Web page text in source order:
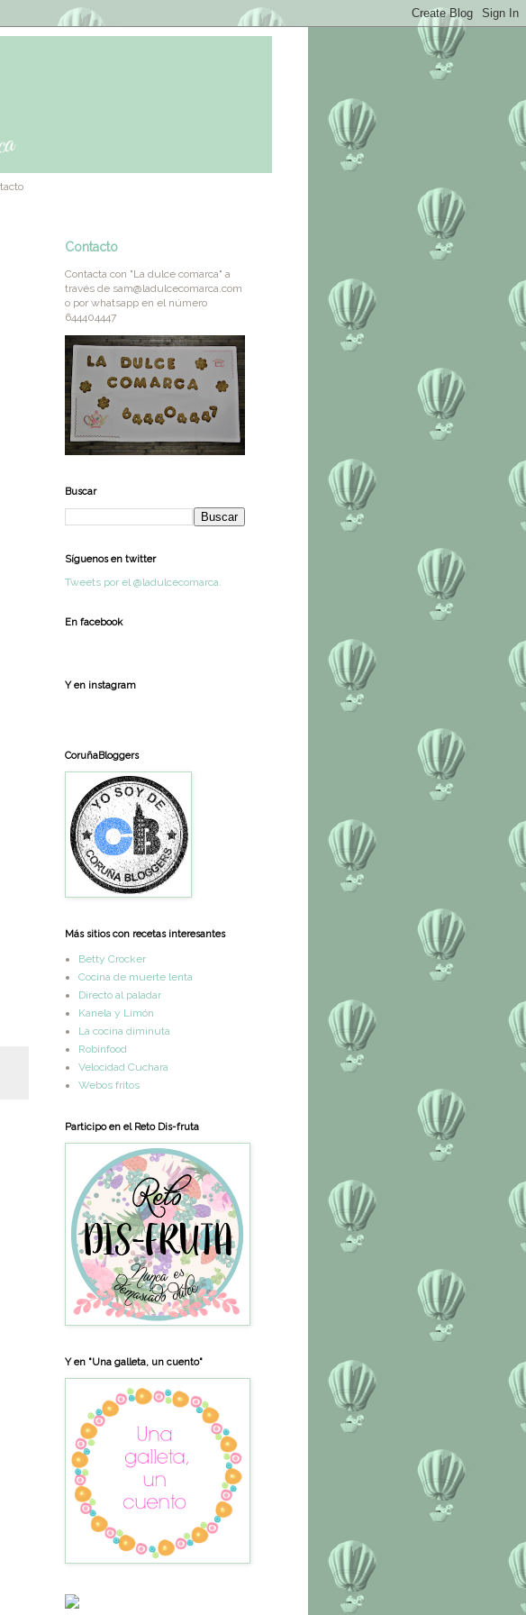
Contacto
Contacta con "La dulce comarca" a
través de sam@ladulcecomarca.com
o por whatsapp en el número
644404447
Buscar
Síguenos en twitter
Tweets por el @ladulcecomarca.
En facebook
Y en instagram
CoruñaBloggers
Más sitios con recetas interesantes
Betty Crocker
Cocina de muerte lenta
Directo al paladar
Kanela y Limón
La cocina diminuta
Robinfood
Velocidad Cuchara
Webos fritos
Participo en el Reto Dis-fruta
Y en "Una galleta, un cuento"